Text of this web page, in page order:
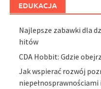
EDUKACJA
Najlepsze zabawki dla
hitów
CDA Hobbit: Gdzie
Jak wspierać rozwój